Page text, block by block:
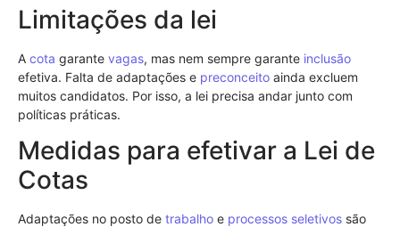
Limitações da lei
A cota garante vagas, mas nem sempre garante inclusão
efetiva. Falta de adaptações e preconceito ainda excluem
muitos candidatos. Por isso, a lei precisa andar junto com
políticas práticas.
Medidas para efetivar a Lei de
Cotas
Adaptações no posto de trabalho e processos seletivos são